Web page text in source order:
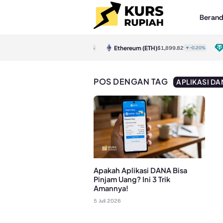
Ethereum(ETH)$1,899.82▼-0.20%
POS DENGAN TAG APLIKASI
Apakah Aplikasi DANA Bisa
Pinjam Uang? Ini 3 Trik
Amannya!
5 Juli 2026